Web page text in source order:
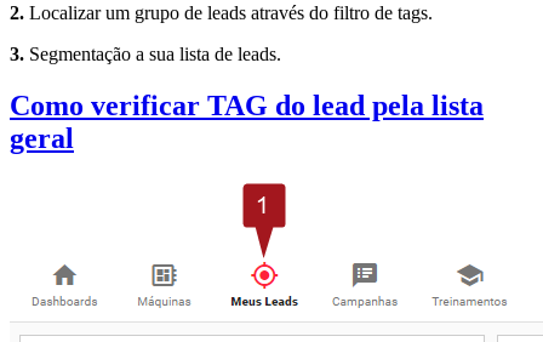
2. Localizar um grupo de leads através do filtro de tags.
3. Segmentação a sua lista de leads.
Como verificar TAG do lead pela lista
geral